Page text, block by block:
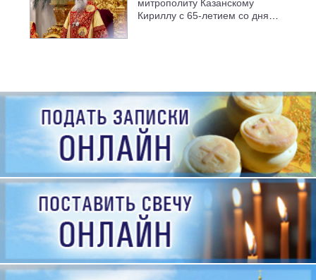
митрополиту Казанскому
Кириллу с 65-летием со дня